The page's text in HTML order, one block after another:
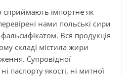
сприймають імпортне як
нами польські сири
Вся продукція
складі містила жири
Супровідної
паспорту якості, ні митної